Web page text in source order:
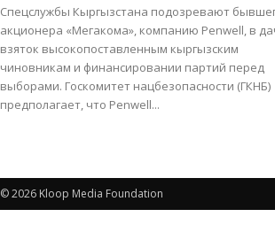
Спецслужбы Кыргызстана подозревают
акционера «Мегакома», компанию Penwell, в
взяток высокопоставленным кыргызским
чиновникам и финансировании партий перед
выборами. Госкомитет нацбезопасности (ГКНБ)
предполагает, что Penwell...
© 2026 Kloop Media Foundation